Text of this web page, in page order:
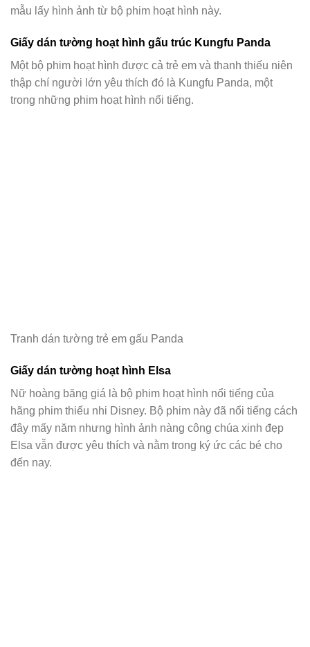
mẫu lấy hình ảnh từ bộ phim hoạt hình này.
Giấy dán tường hoạt hình gấu trúc Kungfu Panda
Một bộ phim hoạt hình được cả trẻ em và thanh thiếu niên
thập chí người lớn yêu thích đó là Kungfu Panda, một
trong những phim hoạt hình nổi tiếng.
Tranh dán tường trẻ em gấu Panda
Giấy dán tường hoạt hình Elsa
Nữ hoàng băng giá là bộ phim hoạt hình nổi tiếng của
hãng phim thiếu nhi Disney. Bộ phim này đã nổi tiếng cách
đây mấy năm nhưng hình ảnh nàng công chúa xinh đẹp
Elsa vẫn được yêu thích và nằm trong ký ức các bé cho
đến nay.